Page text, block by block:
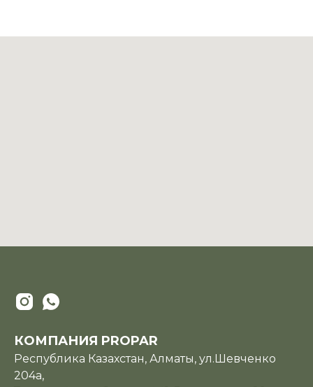
КОМПАНИЯ PROPAR
Республика Казахстан, Алматы, ул.Шевченко
204а,